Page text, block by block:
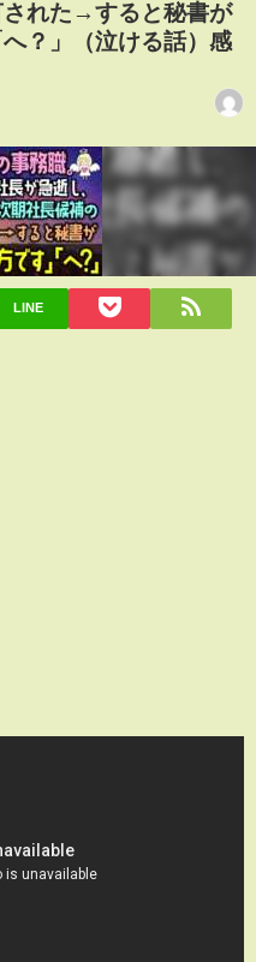
された→すると秘書が
？」（泣ける話）感
LINE